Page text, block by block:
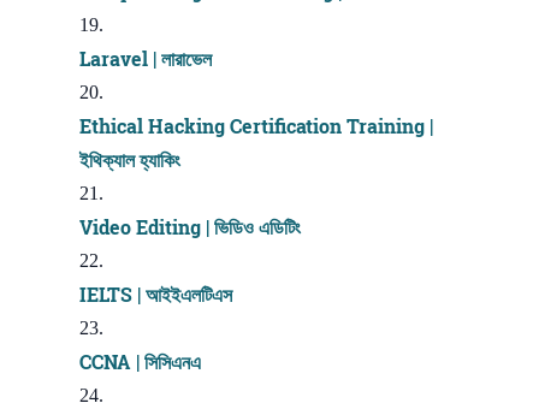
Laravel | লারাভেল
Ethical Hacking Certification Training |
ইথিক্যাল হ্যাকিং
Video Editing | ভিডিও এডিটিং
IELTS | আইইএলটিএস
CCNA | সিসিএনএ